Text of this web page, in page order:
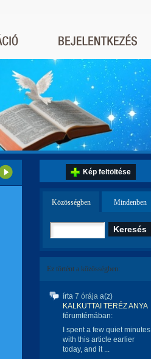
Kép feltöltése
Közösségben Mindenben
Ez történt a közösségben:
írta 7 órája a(z)
KALKUTTAI TERÉZ ANYA
fórumtémában:
I spent a few quiet minutes
with this article earlier
today, and it ...